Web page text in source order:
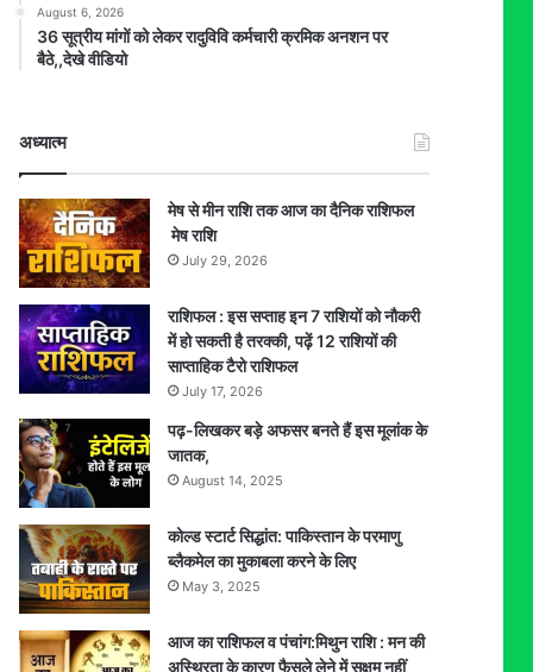
August 6, 2026
36 सूत्रीय मांगों को लेकर रादुविवि कर्मचारी क्रमिक अनशन पर
बैठे,,देखे वीडियो
अध्यात्म
मेष से मीन राशि तक आज का दैनिक राशिफल
मेष राशि
July 29, 2026
राशिफल : इस सप्ताह इन 7 राशियों को नौकरी
में हो सकती है तरक्की, पढ़ें 12 राशियों की
साप्ताहिक टैरो राशिफल
July 17, 2026
पढ़-लिखकर बड़े अफसर बनते हैं इस मूलांक के
जातक,
August 14, 2025
कोल्ड स्टार्ट सिद्धांत: पाकिस्तान के परमाणु
ब्लैकमेल का मुकाबला करने के लिए
May 3, 2025
आज का राशिफल व पंचांग:मिथुन राशि : मन की
अस्थिरता के कारण फैसले लेने में सक्षम नहीं